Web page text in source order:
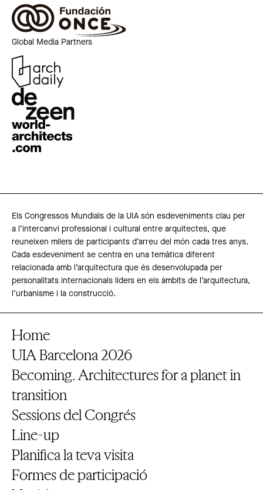
Global Media Partners
Els Congressos Mundials de la UIA són esdeveniments clau per
a l’intercanvi professional i cultural entre arquitectes, que
reuneixen milers de participants d’arreu del món cada tres anys.
Cada esdeveniment se centra en una temàtica diferent
relacionada amb l’arquitectura que és desenvolupada per
personalitats internacionals líders en els àmbits de l’arquitectura,
l’urbanisme i la construcció.
Home
UIA Barcelona 2026
Becoming. Architectures for a planet in
transition
Sessions del Congrés
Line-up
Planifica la teva visita
Formes de participació